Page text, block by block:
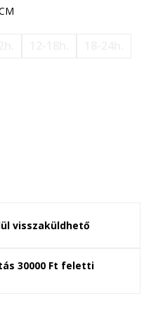
visszaküldhető
30000 Ft feletti